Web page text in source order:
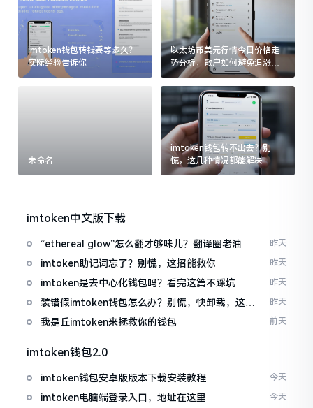
imtoken钱包转钱要等多久？
实际经验告诉你
以太坊币美元行情今日价格走
势分析，散户如何避免追涨杀
跌被套牢
未命名
imtoken钱包转不出去？别
慌，这几种情况都能解决
imtoken中文版下载
“ethereal glow”怎么翻才够味儿？翻译圈老油条
的私房话
昨天
imtoken助记词忘了？别慌，这招能救你 昨天
imtoken是去中心化钱包吗？看完这篇不踩坑 昨天
装错假imtoken钱包怎么办？别慌，快卸载，这几
招能救急
昨天
我是丘imtoken来拯救你的钱包 前天
imtoken钱包2.0
imtoken钱包安卓版版本下载安装教程 今天
imtoken电脑端登录入口，地址在这里 今天